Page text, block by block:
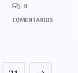
0
COMENTARIOS